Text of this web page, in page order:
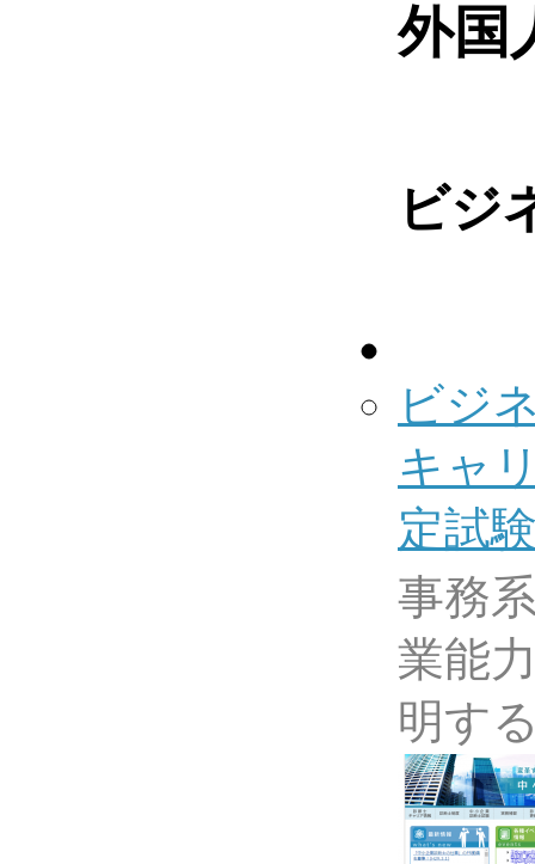
外国
ビジ
ビジ
キャ
定試
事務
業能
明す